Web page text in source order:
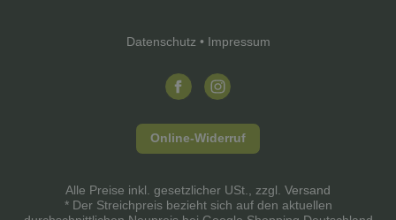
Datenschutz • Impressum
Online-Widerruf
Alle Preise inkl. gesetzlicher USt., zzgl. Versand
* Der Streichpreis bezieht sich auf den aktuellen